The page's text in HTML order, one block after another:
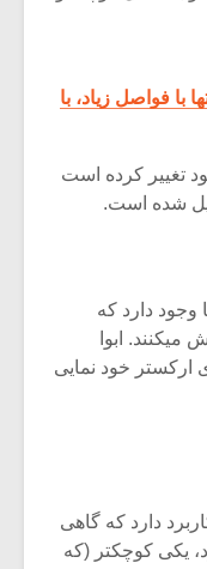
با فواصل زیاد، با
تغییر کرده است
شده است.
وجود دارد که
ابوا
ارکستر خود نمایی
دارد که گاهی
یکی کوچکتر (که